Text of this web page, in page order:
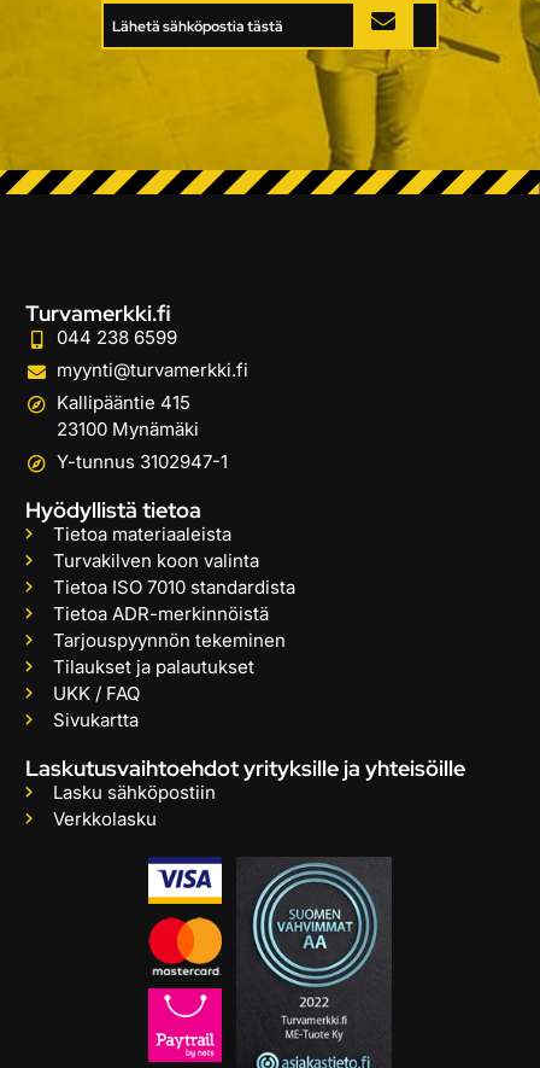
Lähetä sähköpostia tästä
Turvamerkki.fi
044 238 6599
myynti@turvamerkki.fi
Kallipääntie 415
23100 Mynämäki
Y-tunnus 3102947-1
Hyödyllistä tietoa
Tietoa materiaaleista
Turvakilven koon valinta
Tietoa ISO 7010 standardista
Tietoa ADR-merkinnöistä
Tarjouspyynnön tekeminen
Tilaukset ja palautukset
UKK / FAQ
Sivukartta
Laskutusvaihtoehdot yrityksille ja yhteisöille
Lasku sähköpostiin
Verkkolasku